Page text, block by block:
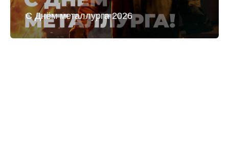
С Днём металлурга 2026